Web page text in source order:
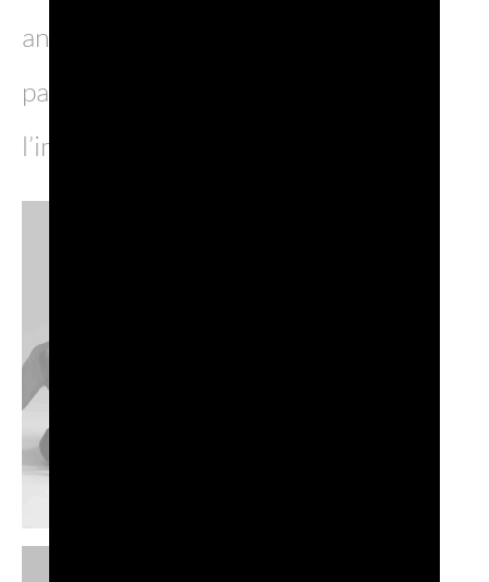
animali, mostrando quanto facciano
parte della loro vita e sottolineando
l’importanza di prendersene cura.